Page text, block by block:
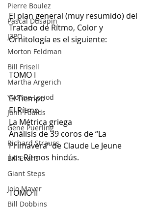
Pierre Boulez
Pascal Dusapin
J3PO
Morton Feldman
Bill Frisell
Martha Argerich
Yvonne Loriod
John Foulds
Gene Puerling
Richard Strauss
Bill Evans
Giant Steps
Jojo Mayer
Bill Dobbins
El plan general (muy resumido) del
Tratado de Rítmo, Color y
Ornitología es el siguiente:
TOMO I
El Tiempo
El Rítmo
La Métrica griega
Análisis de 39 coros de “La
Primavera“ de Claude Le Jeune
Los Rítmos hindús.
TOMO II